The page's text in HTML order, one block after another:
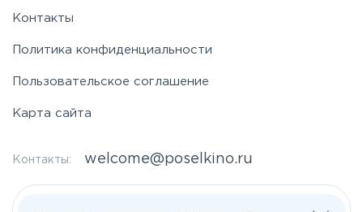
Контакты
Политика конфиденциальности
Пользовательское соглашение
Карта сайта
Контакты: welcome@poselkino.ru